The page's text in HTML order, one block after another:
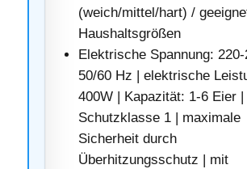
(weich/mittel/hart) /
Haushaltsgrößen
Elektrische Spannung: 220-
50/60 Hz | elektrische
400W | Kapazität: 1-6 Eier |
Schutzklasse 1 | maximale
Sicherheit durch
Überhitzungsschutz | mit